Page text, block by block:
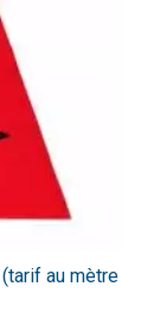
au mètre